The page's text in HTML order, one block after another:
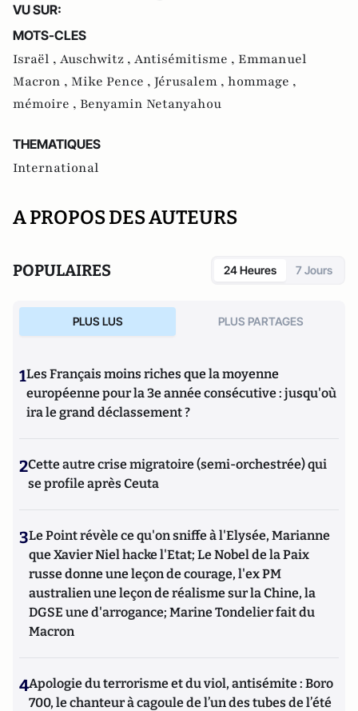
VU SUR:
MOTS-CLES
Israël , Auschwitz , Antisémitisme , Emmanuel
Macron , Mike Pence , Jérusalem , hommage ,
mémoire , Benyamin Netanyahou
THEMATIQUES
International
A PROPOS DES AUTEURS
POPULAIRES 24 Heures 7 Jours
PLUS LUS PLUS PARTAGES
1Les Français moins riches que la moyenne
européenne pour la 3e année consécutive : jusqu'où
ira le grand déclassement ?
2Cette autre crise migratoire (semi-orchestrée) qui
se profile après Ceuta
3Le Point révèle ce qu'on sniffe à l'Elysée, Marianne
que Xavier Niel hacke l'Etat; Le Nobel de la Paix
russe donne une leçon de courage, l'ex PM
australien une leçon de réalisme sur la Chine, la
DGSE une d'arrogance; Marine Tondelier fait du
Macron
4Apologie du terrorisme et du viol, antisémite : Boro
700, le chanteur à cagoule de l’un des tubes de l’été